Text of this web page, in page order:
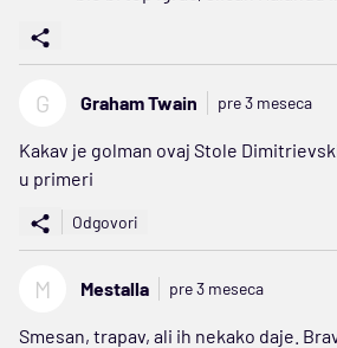
G Graham Twain pre 3 meseca
Kakav je golman ovaj Stole
u primeri
Odgovori
M Mestalla pre 3 meseca
Smesan, trapav, ali ih nekako daje.